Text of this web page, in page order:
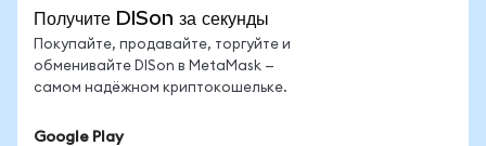
Получите DISon за секунды
Покупайте, продавайте, торгуйте и
обменивайте DISon в MetaMask —
самом надёжном криптокошельке.
Google Play